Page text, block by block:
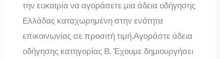
την ευκαιρία να αγοράσετε μια άδεια οδήγησης
Ελλάδας καταχωρημένη στην ενότητα
επικοινωνίας σε προσιτή τιμή.Αγοράστε άδεια
οδήγησης κατηγορίας Β. Έχουμε δημιουργήσει